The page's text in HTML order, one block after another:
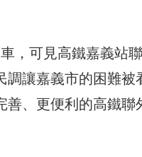
，可見高鐵嘉義站
調讓嘉義市的困難被
善、更便利的高鐵聯